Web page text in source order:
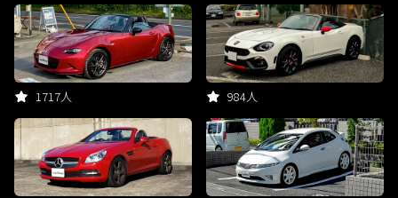
1717人 984人